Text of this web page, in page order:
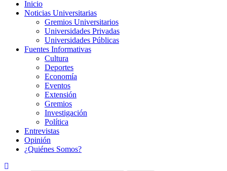
Inicio
Noticias Universitarias
Gremios Universitarios
Universidades Privadas
Universidades Públicas
Fuentes Informativas
Cultura
Deportes
Economía
Eventos
Extensión
Gremios
Investigación
Política
Entrevistas
Opinión
¿Quiénes Somos?